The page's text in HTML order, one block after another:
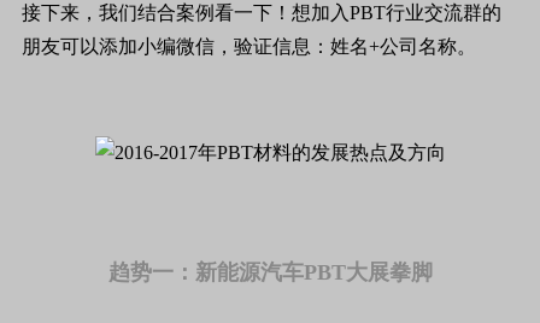
接下来，我们结合案例看一下！想加入PBT行业交流群的
朋友可以添加小编微信，验证信息：姓名+公司名称。
趋势一：新能源汽车PBT大展拳脚